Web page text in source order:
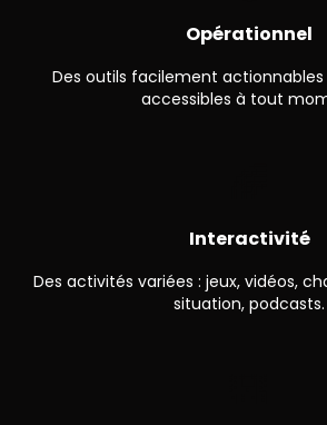
Opérationnel
Des outils facilement
accessibles à tout
Interactivité
Des activités variées : jeux, vidéos,
situation, podcasts.